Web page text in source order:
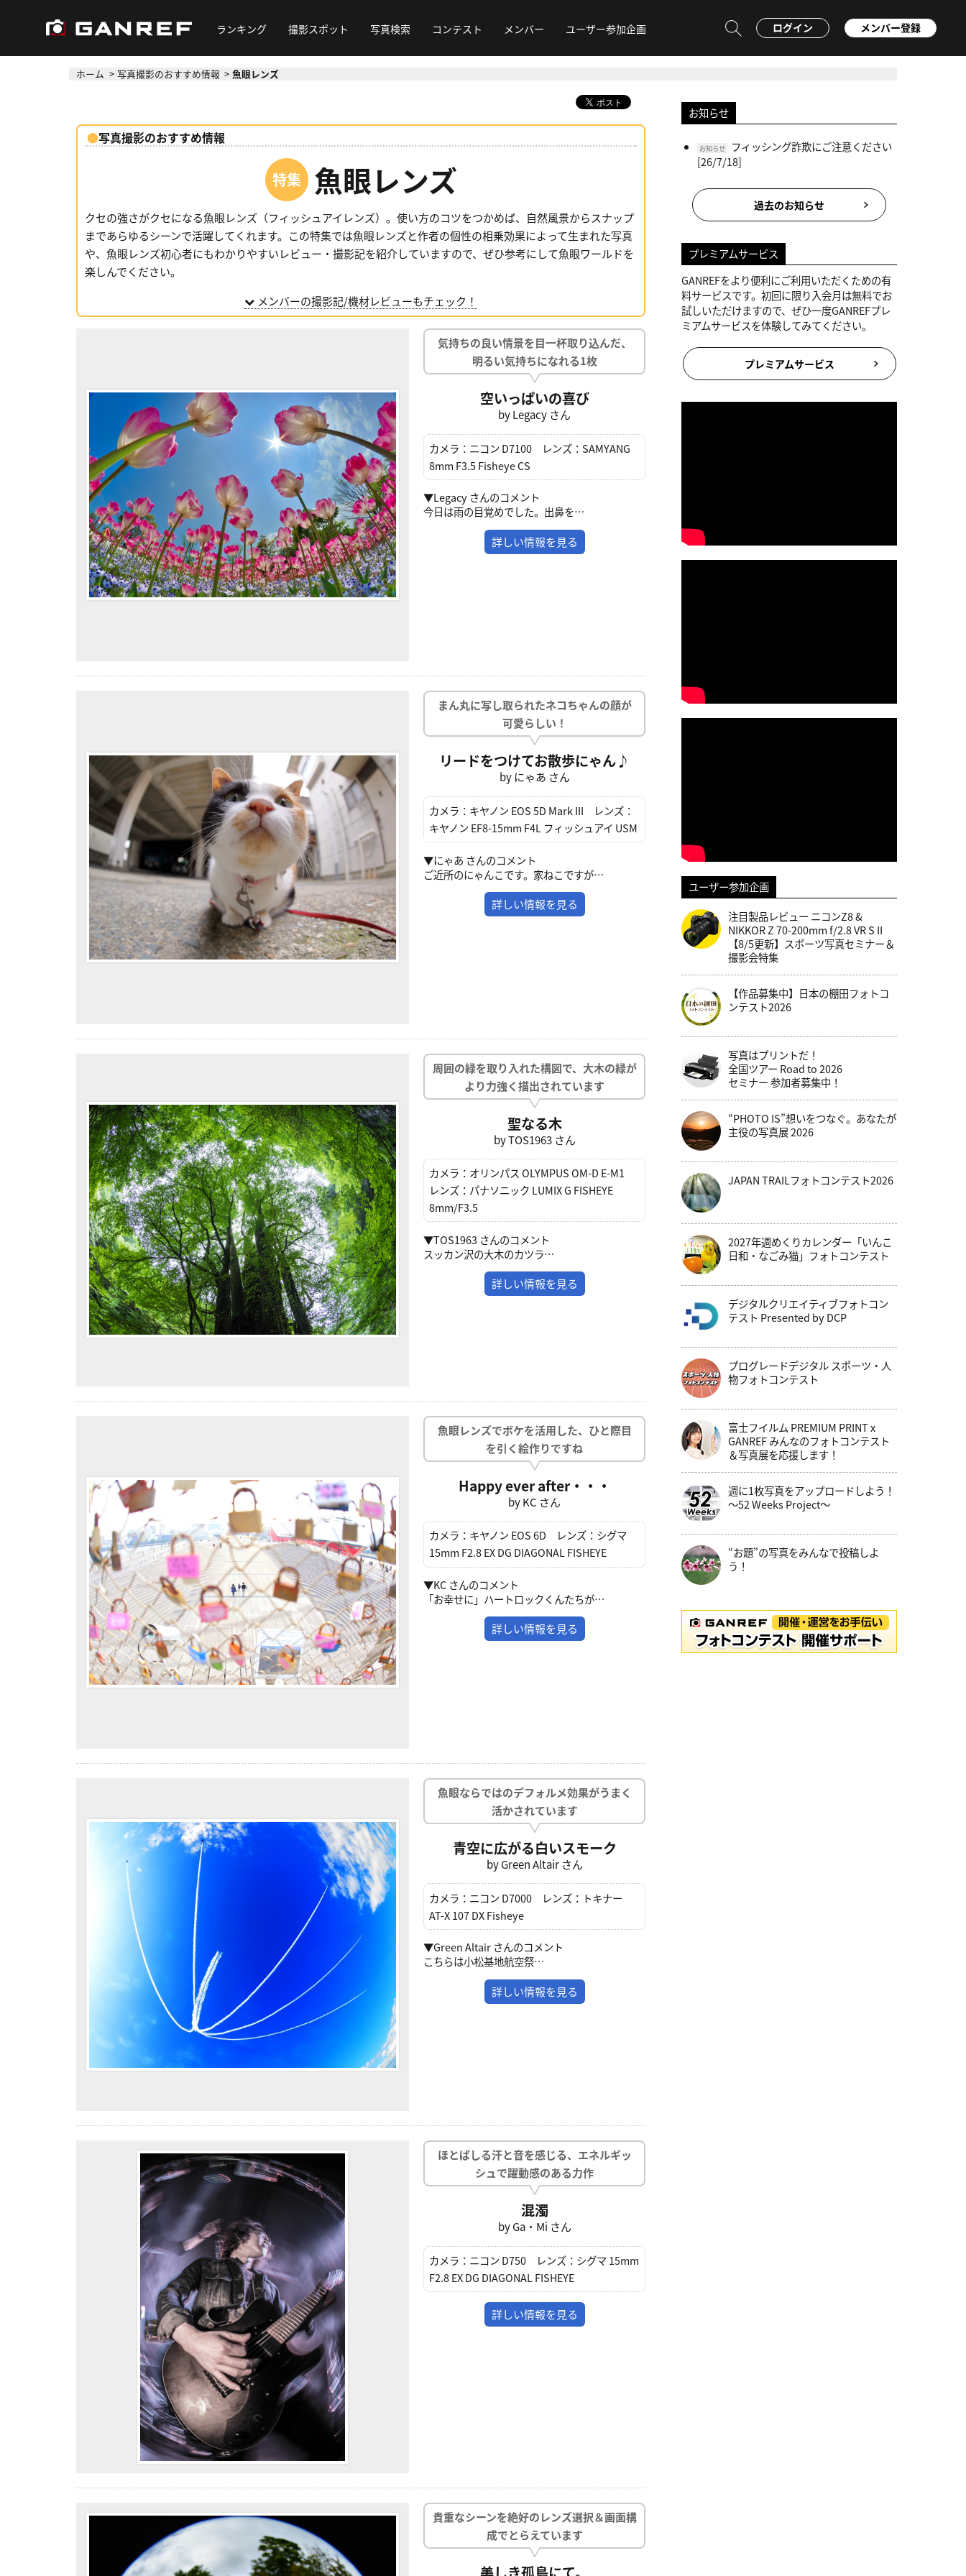
ランキング 撮影スポット 写真検索 コンテスト メンバー ユーザー参加企画 ログイン メンバー登録
ホーム 写真撮影のおすすめ情報 魚眼レンズ
写真撮影のおすすめ情報
魚眼レンズ
クセの強さがクセになる魚眼レンズ（フィッシュアイレンズ）。使い方のコツをつかめば、自然風景からスナップ
まであらゆるシーンで活躍してくれます。この特集では魚眼レンズと作者の個性の相乗効果によって生まれた写真
や、魚眼レンズ初心者にもわかりやすいレビュー・撮影記を紹介していますので、ぜひ参考にして魚眼ワールドを
楽しんでください。
メンバーの撮影記/機材レビューもチェック！
気持ちの良い情景を目一杯取り込んだ、
明るい気持ちになれる1枚
空いっぱいの喜び
by Legacy さん
カメラ： ニコン D7100 レンズ： SAMYANG
8mm F3.5 Fisheye CS
▼Legacy さんのコメント
今日は雨の目覚めでした。出鼻を…
詳しい情報を見る
まん丸に写し取られたネコちゃんの顔が
可愛らしい！
リードをつけてお散歩にゃん♪
by にゃあ さん
カメラ： キヤノン EOS 5D Mark III レンズ：
キヤノン EF8-15mm F4L フィッシュアイ USM
▼にゃあ さんのコメント
ご近所のにゃんこです。家ねこですが…
詳しい情報を見る
周囲の緑を取り入れた構図で、大木の緑が
より力強く描出されています
聖なる木
by TOS1963 さん
カメラ： オリンパス OLYMPUS OM-D E-M1
レンズ： パナソニック LUMIX G FISHEYE
8mm/F3.5
▼TOS1963 さんのコメント
スッカン沢の大木のカツラ…
詳しい情報を見る
魚眼レンズでボケを活用した、ひと際目
を引く絵作りですね
Happy ever after・・・
by KC さん
カメラ： キヤノン EOS 6D レンズ： シグマ
15mm F2.8 EX DG DIAGONAL FISHEYE
▼KC さんのコメント
「お幸せに」ハートロックくんたちが…
詳しい情報を見る
魚眼ならではのデフォルメ効果がうまく
活かされています
青空に広がる白いスモーク
by Green Altair さん
カメラ： ニコン D7000 レンズ： トキナー
AT-X 107 DX Fisheye
▼Green Altair さんのコメント
こちらは小松基地航空祭…
詳しい情報を見る
ほとばしる汗と音を感じる、エネルギッ
シュで躍動感のある力作
混濁
by Ga・Mi さん
カメラ： ニコン D750 レンズ： シグマ 15mm
F2.8 EX DG DIAGONAL FISHEYE
詳しい情報を見る
貴重なシーンを絶好のレンズ選択＆画面構
成でとらえています
お知らせ
お知らせ
フィッシング詐欺にご注意ください
[26/7/18]
過去のお知らせ
プレミアムサービス
GANREFをより便利にご利用いただくための有
料サービスです。初回に限り入会月は無料でお
試しいただけますので、ぜひ一度GANREFプレ
ミアムサービスを体験してみてください。
プレミアムサービス
ユーザー参加企画
注目製品レビュー ニコンZ8 &
NIKKOR Z 70-200mm f/2.8 VR S II
【8/5更新】スポーツ写真セミナー＆
撮影会特集
【作品募集中】日本の棚田フォトコ
ンテスト2026
写真はプリントだ！
全国ツアー Road to 2026
セミナー 参加者募集中！
“PHOTO IS”想いをつなぐ。あなたが
主役の写真展 2026
JAPAN TRAILフォトコンテスト2026
2027年週めくりカレンダー「いんこ
日和・なごみ猫」フォトコンテスト
デジタルクリエイティブフォトコン
テスト Presented by DCP
プログレードデジタル スポーツ・人
物フォトコンテスト
富士フイルム PREMIUM PRINT x
GANREF みんなのフォトコンテスト
＆写真展を応援します！
週に1枚写真をアップロードしよう！
～52 Weeks Project～
“お題”の写真をみんなで投稿しよ
う！